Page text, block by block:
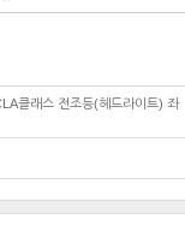
클래스 전조등(헤드라이트) 좌